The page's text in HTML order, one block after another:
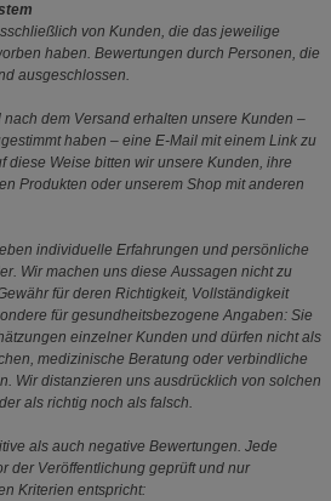
von Kunden, die das jeweilige
haben. Bewertungen durch Personen, die
ausgeschlossen.
dem Versand erhalten unsere Kunden –
haben – eine E-Mail mit einem Link zu
diese Weise bitten wir unsere Kunden, ihre
Produkten oder unserem Shop mit anderen
individuelle Erfahrungen und persönliche
Wir machen uns diese Aussagen nicht zu
für deren Richtigkeit, Vollständigkeit
für gesundheitsbezogene Angaben: Sie
einzelner Kunden und dürfen nicht als
medizinische Beratung oder verbindliche
Wir distanzieren uns ausdrücklich von solchen
als richtig noch als falsch.
als auch negative Bewertungen. Jede
der Veröffentlichung geprüft und nur
Kriterien entspricht: